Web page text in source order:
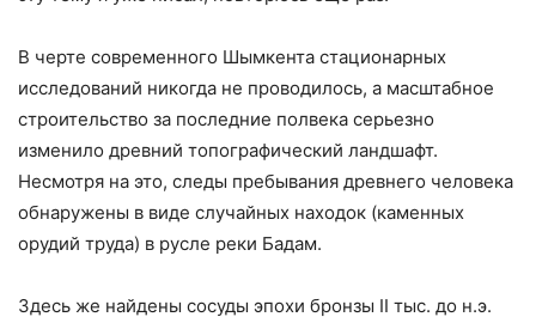
В черте современного Шымкента стационарных
исследований никогда не проводилось, а масштабное
строительство за последние полвека серьезно
изменило древний топографический ландшафт.
Несмотря на это, следы пребывания древнего человека
обнаружены в виде случайных находок (каменных
орудий труда) в русле реки Бадам.
Здесь же найдены сосуды эпохи бронзы II тыс. до н.э.